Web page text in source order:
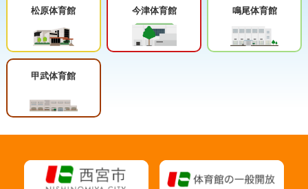
松原体育館 今津体育館 鳴尾体育館
甲武体育館